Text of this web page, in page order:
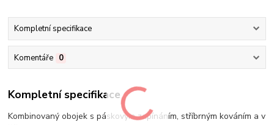
Kompletní specifikace
Komentáře 0
Kompletní specifikace
Kombinovaný obojek s páskovým zapínáním, stříbrným kováním a v